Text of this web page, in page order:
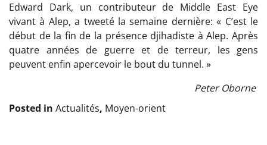
Edward Dark, un contributeur de Middle East Eye
vivant à Alep, a tweeté la semaine dernière: « C’est le
début de la fin de la présence djihadiste à Alep. Après
quatre années de guerre et de terreur, les gens
peuvent enfin apercevoir le bout du tunnel. »
Peter Oborne
Posted in Actualités, Moyen-orient